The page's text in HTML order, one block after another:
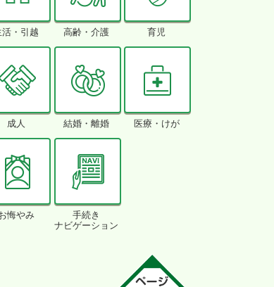
活・引越 高齢・介護 育児
成人 結婚・離婚 医療・けが
悔やみ
手続き
ナビゲーション